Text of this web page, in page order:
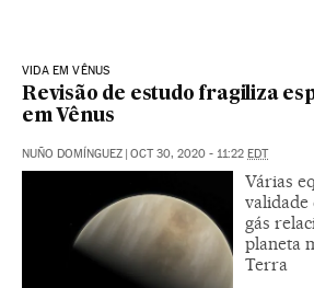
VIDA EM VÊNUS
Revisão de estudo fragiliza
em Vênus
NUÑO DOMÍNGUEZ | OCT 30, 2020 - 11:22 EDT
Várias
validade
gás
planeta
Terra